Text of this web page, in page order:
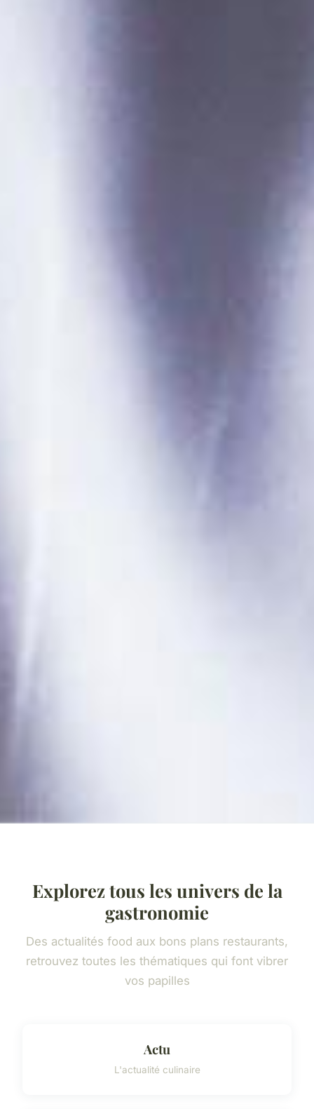
Explorez tous les univers de la
gastronomie
Des actualités food aux bons plans restaurants,
retrouvez toutes les thématiques qui font vibrer
vos papilles
Actu
L'actualité culinaire